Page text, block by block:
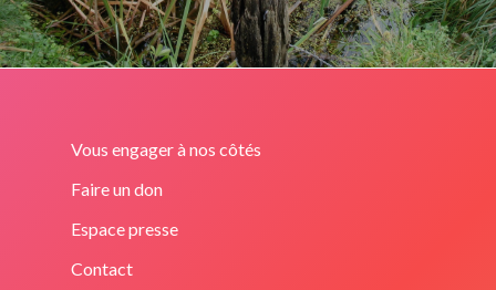
Vous engager à nos côtés
Faire un don
Espace presse
Contact